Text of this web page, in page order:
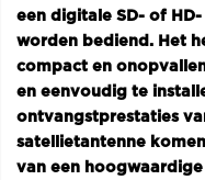
een digitale SD- of
worden bediend. Het
compact en
en eenvoudig te
ontvangstprestaties
satellietantenne
van een